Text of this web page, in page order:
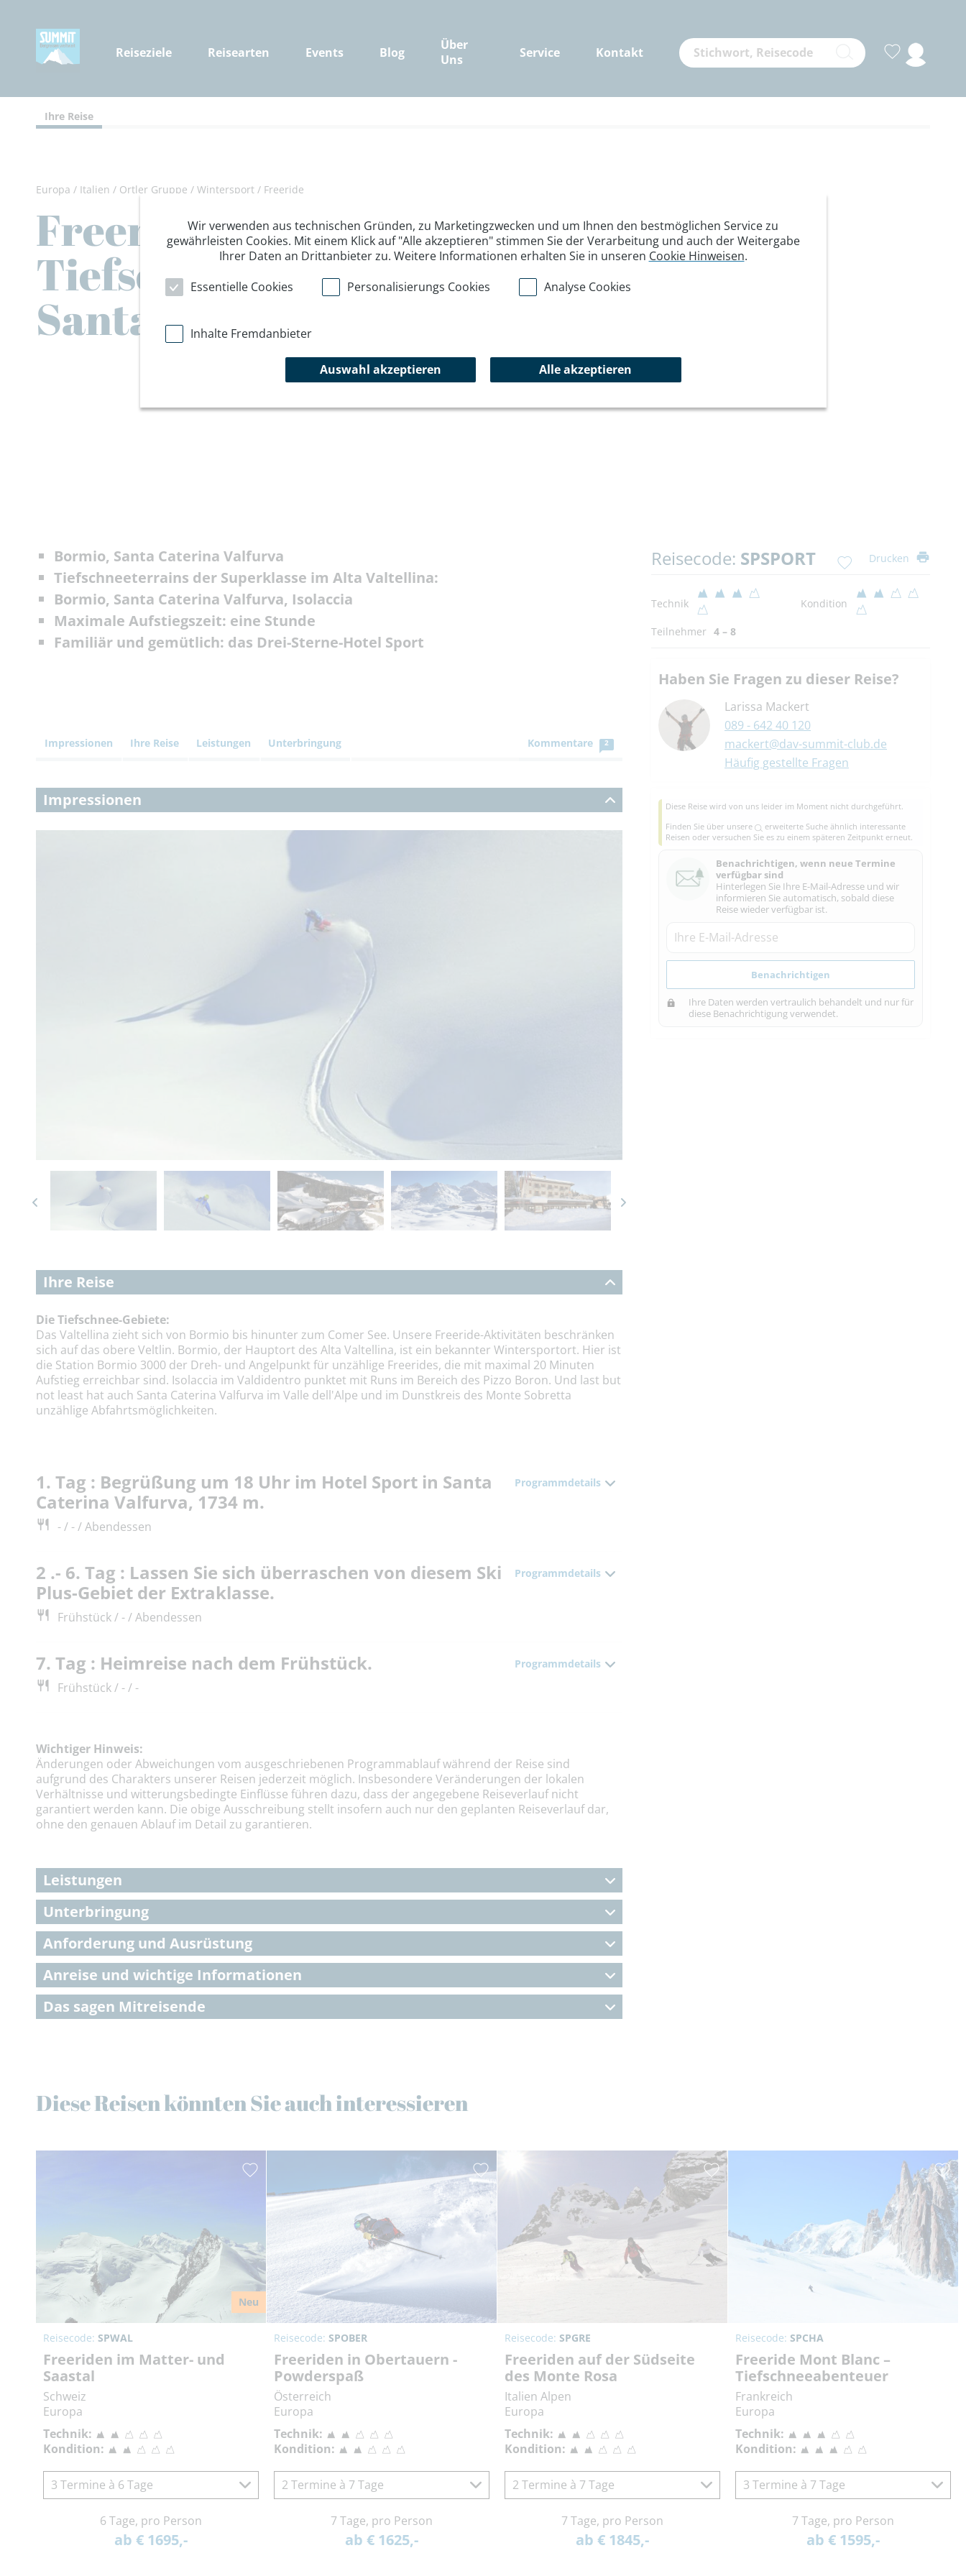
Reiseziele Reisearten Events Blog
Über
Uns
Service Kontakt
Ihre Reise
Europa / Italien / Ortler Gruppe / Wintersport / Freeride
Freeriding Valfurva - unbekanntes
Tiefschneegebiet zwischen Bormio und
Santa Caterina Valfurva
Bormio, Santa Caterina Valfurva
Tiefschneeterrains der Superklasse im Alta Valtellina:
Bormio, Santa Caterina Valfurva, Isolaccia
Maximale Aufstiegszeit: eine Stunde
Familiär und gemütlich: das Drei-Sterne-Hotel Sport
Impressionen Ihre Reise Leistungen Unterbringung Kommentare 2
Impressionen
Ihre Reise
Die Tiefschnee-Gebiete:
Das Valtellina zieht sich von Bormio bis hinunter zum Comer See. Unsere Freeride-Aktivitäten beschränken
sich auf das obere Veltlin. Bormio, der Hauptort des Alta Valtellina, ist ein bekannter Wintersportort. Hier ist
die Station Bormio 3000 der Dreh- und Angelpunkt für unzählige Freerides, die mit maximal 20 Minuten
Aufstieg erreichbar sind. Isolaccia im Valdidentro punktet mit Runs im Bereich des Pizzo Boron. Und last but
not least hat auch Santa Caterina Valfurva im Valle dell'Alpe und im Dunstkreis des Monte Sobretta
unzählige Abfahrtsmöglichkeiten.
1. Tag : Begrüßung um 18 Uhr im Hotel Sport in Santa
Caterina Valfurva, 1734 m.
Programmdetails
- / - / Abendessen
2 .- 6. Tag : Lassen Sie sich überraschen von diesem Ski
Plus-Gebiet der Extraklasse.
Programmdetails
Frühstück / - / Abendessen
7. Tag : Heimreise nach dem Frühstück. Programmdetails
Frühstück / - / -
Wichtiger Hinweis:
Änderungen oder Abweichungen vom ausgeschriebenen Programmablauf während der Reise sind
aufgrund des Charakters unserer Reisen jederzeit möglich. Insbesondere Veränderungen der lokalen
Verhältnisse und witterungsbedingte Einflüsse führen dazu, dass der angegebene Reiseverlauf nicht
garantiert werden kann. Die obige Ausschreibung stellt insofern auch nur den geplanten Reiseverlauf dar,
ohne den genauen Ablauf im Detail zu garantieren.
Leistungen
Unterbringung
Anforderung und Ausrüstung
Anreise und wichtige Informationen
Das sagen Mitreisende
Reisecode: SPSPORT Drucken
Technik Kondition
Teilnehmer 4 – 8
Haben Sie Fragen zu dieser Reise?
Larissa Mackert
089 - 642 40 120
mackert@dav-summit-club.de
Häufig gestellte Fragen
Diese Reise wird von uns leider im Moment nicht durchgeführt.
Finden Sie über unsere
erweiterte Suche ähnlich interessante
Reisen oder versuchen Sie es zu einem späteren Zeitpunkt erneut.
Benachrichtigen, wenn neue Termine
verfügbar sind
Hinterlegen Sie Ihre E-Mail-Adresse und wir
informieren Sie automatisch, sobald diese
Reise wieder verfügbar ist.
Benachrichtigen
Ihre Daten werden vertraulich behandelt und nur für
diese Benachrichtigung verwendet.
Diese Reisen könnten Sie auch interessieren
Neu
Reisecode: SPWAL
Freeriden im Matter- und
Saastal
Schweiz
Europa
Technik:
Kondition:
3 Termine à 6 Tage
6 Tage, pro Person
ab € 1695,-
Reisecode: SPOBER
Freeriden in Obertauern -
Powderspaß
Österreich
Europa
Technik:
Kondition:
2 Termine à 7 Tage
7 Tage, pro Person
ab € 1625,-
Reisecode: SPGRE
Freeriden auf der Südseite
des Monte Rosa
Italien Alpen
Europa
Technik:
Kondition:
2 Termine à 7 Tage
7 Tage, pro Person
ab € 1845,-
Reisecode: SPCHA
Freeride Mont Blanc –
Tiefschneeabenteuer
Frankreich
Europa
Technik:
Kondition:
3 Termine à 7 Tage
7 Tage, pro Person
ab € 1595,-
Wir verwenden aus technischen Gründen, zu Marketingzwecken und um Ihnen den bestmöglichen Service zu
gewährleisten Cookies. Mit einem Klick auf "Alle akzeptieren" stimmen Sie der Verarbeitung und auch der Weitergabe
Ihrer Daten an Drittanbieter zu. Weitere Informationen erhalten Sie in unseren Cookie Hinweisen.
Essentielle Cookies
Personalisierungs Cookies Analyse Cookies
Inhalte Fremdanbieter
Auswahl akzeptieren Alle akzeptieren